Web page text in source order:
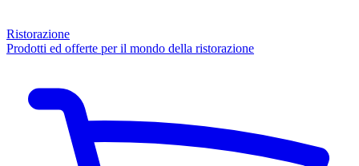
Ristorazione
Prodotti ed offerte per il mondo della ristorazione